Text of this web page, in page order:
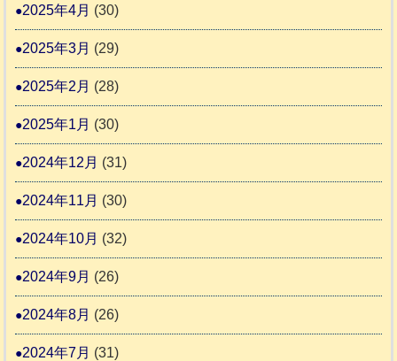
2025年4月 (30)
2025年3月 (29)
2025年2月 (28)
2025年1月 (30)
2024年12月 (31)
2024年11月 (30)
2024年10月 (32)
2024年9月 (26)
2024年8月 (26)
2024年7月 (31)